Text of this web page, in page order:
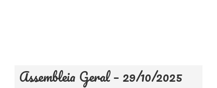
Assembleia Geral – 29/10/2025